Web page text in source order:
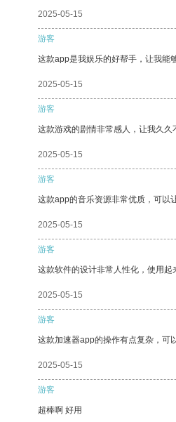
2025-05-15
游客
这款app是我娱乐的好帮手，让我能
2025-05-15
游客
这款游戏的剧情非常感人，让我久久
2025-05-15
游客
这款app的音乐资源非常优质，可以
2025-05-15
游客
这款软件的设计非常人性化，使用起
2025-05-15
游客
这款加速器app的操作有点复杂，可
2025-05-15
游客
超棒啊 好用